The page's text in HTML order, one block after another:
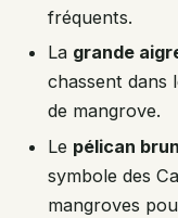
fréquents.
La grande
chassent dans
de mangrove.
Le pélican brun
symbole des
mangroves